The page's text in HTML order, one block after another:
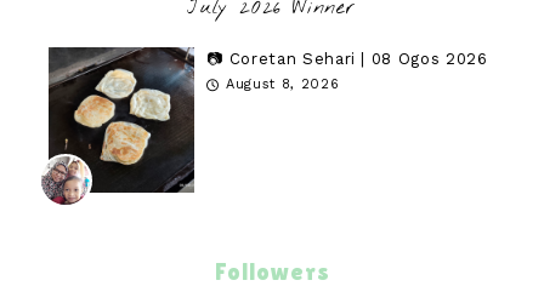
📷 Coretan Sehari | 08 Ogos 2026
August 8, 2026
Followers